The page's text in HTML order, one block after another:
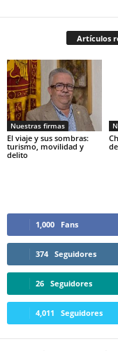
Artículos
Nuestras firmas
El viaje y sus sombras:
turismo, movilidad y
delito
1,000 Fans
374 Seguidores
26 Seguidores
4,011 Seguidores